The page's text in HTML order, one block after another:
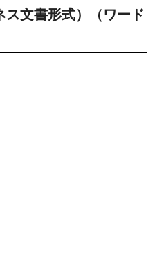
文書形式）（ワード